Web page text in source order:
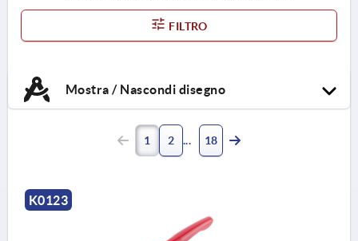
FILTRO
Mostra / Nascondi disegno
1 2 18
K0123